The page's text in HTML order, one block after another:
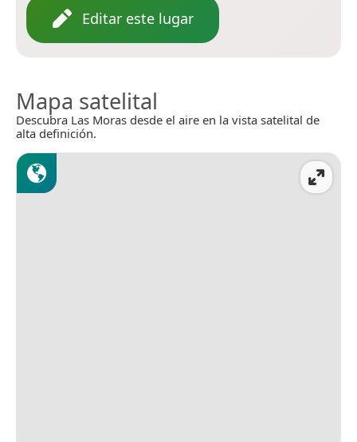
Editar este lugar
Mapa satelital
Descubra Las Moras desde el aire en la vista satelital de
alta definición.